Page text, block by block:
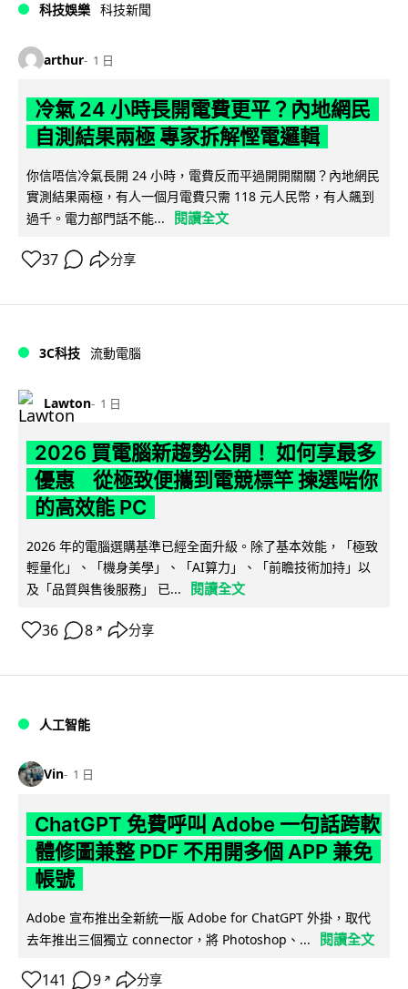
科技娛樂 科技新聞
arthur 1 日
冷氣 24 小時長開電費更平？內地網民
自測結果兩極 專家拆解慳電邏輯
你信唔信冷氣長開 24 小時，電費反而平過開開關關？內地網民
實測結果兩極，有人一個月電費只需 118 元人民幣，有人飆到
過千。電力部門話不能...
閱讀全文
37 分享
3C科技 流動電腦
Lawton 1 日
2026 買電腦新趨勢公開！ 如何享最多
優惠 從極致便攜到電競標竿 揀選啱你
的高效能 PC
2026 年的電腦選購基準已經全面升級。除了基本效能，「極致
輕量化」、「機身美學」、「AI算力」、「前瞻技術加持」以
及「品質與售後服務」 已...
閱讀全文
36 8 ↗ 分享
人工智能
Vin 1 日
ChatGPT 免費呼叫 Adobe 一句話跨軟
體修圖兼整 PDF 不用開多個 APP 兼免
帳號
Adobe 宣布推出全新統一版 Adobe for ChatGPT 外掛，取代
去年推出三個獨立 connector，將 Photoshop、...
閱讀全文
141 9 ↗ 分享